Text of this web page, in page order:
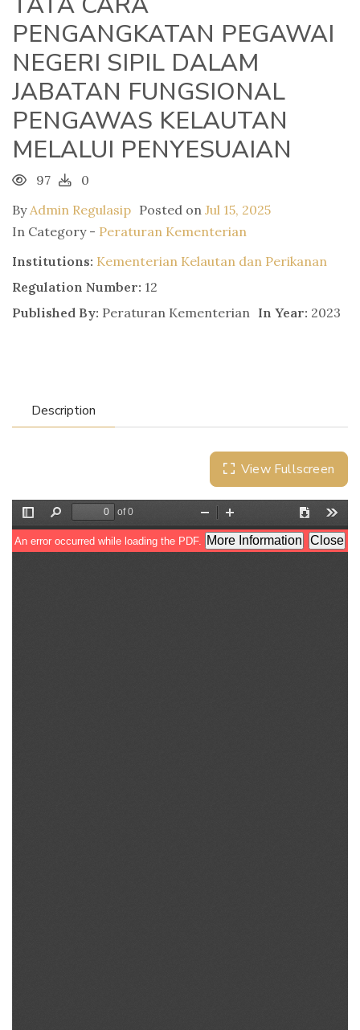
PENGANGKATAN PEGAWAI
NEGERI SIPIL DALAM
JABATAN FUNGSIONAL
PENGAWAS KELAUTAN
MELALUI PENYESUAIAN
97
0
ByAdmin Regulasip Posted on Jul 15, 2025
In Category - Peraturan Kementerian
Institutions: Kementerian Kelautan dan Perikanan
Regulation Number: 12
Published By: Peraturan Kementerian In Year: 2023
Description
View Fullscreen